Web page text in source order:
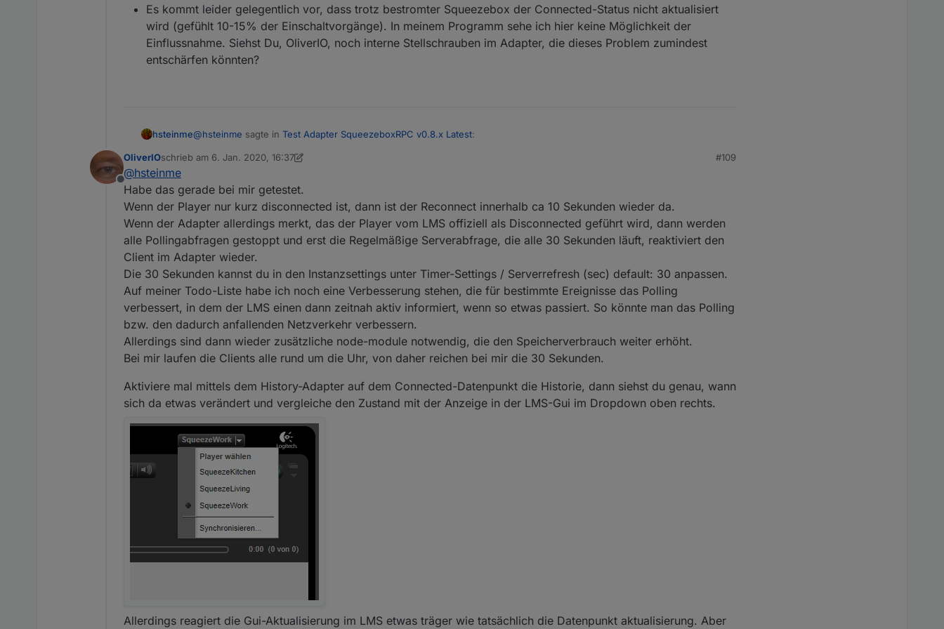
Es kommt leider gelegentlich vor, dass trotz bestromter Squeezebox der Connected-Status nicht aktualisiert
wird (gefühlt 10-15% der Einschaltvorgänge). In meinem Programm sehe ich hier keine Möglichkeit der
Einflussnahme. Siehst Du, OliverIO, noch interne Stellschrauben im Adapter, die dieses Problem zumindest
entschärfen könnten?
hsteinme@hsteinme sagte in Test Adapter SqueezeboxRPC v0.8.x Latest:
der Badezimmer-Squeezebox gestartet.
Meine Migration dieses Programms auf den ioBroker und den Squeezebox RPC Adapter ging "rasend schnell" - im
Vergleich zu meiner früheren Implementation über die tcp/ip Command Line Schnittstelle. Den wesentlichsten Zeitgewinn
brachte dabei - wie früher schon vermutet - der durch den Adapter gegebene bequeme Weg, den Favoriten-Baum zu
durchwandern. Dafür sei dem Adapter-Autor nochmals herzlich gedankt.
Die Stromversorgung meiner Squeezebox Duet im Bad hängt an der Stromversorgung der Beleuchtung. Wird die
Beleuchtung eingeschaltet, fährt die Squeezebox hoch und verbindet sich zum LMS. Das Zustandekommen der
Verbindung wird durch einen geänderten Eintrag in squeezeboxrpc.0.Players.xxxx.Connected dokumentiert. Diesen
Wechsel frage ich ab und starte zufallsgesteuert die Musikausgabe. Zu diesem Wechsel sind mir zwei Punkte aufgefallen:
Es dauert lange, bis der Connected-Status aktualisiert wird, zuweilen bis zu 30 Sekunden. Kann ich durch Drehen an
einem der Werte in den Timer-Settings der Konfiguration hierauf positiven Einfluss nehmen?
Es kommt leider gelegentlich vor, dass trotz bestromter Squeezebox der Connected-Status nicht aktualisiert wird
(gefühlt 10-15% der Einschaltvorgänge). In meinem Programm sehe ich hier keine Möglichkeit der Einflussnahme.
Siehst Du, OliverIO, noch interne Stellschrauben im Adapter, die dieses Problem zumindest entschärfen könnten?
Offline
OliverIOschrieb am 6. Jan. 2020, 16:37
zuletzt editiert von OliverIO1. Juni 2020, 17:41
#109
@hsteinme
Habe das gerade bei mir getestet.
Wenn der Player nur kurz disconnected ist, dann ist der Reconnect innerhalb ca 10 Sekunden wieder da.
Wenn der Adapter allerdings merkt, das der Player vom LMS offiziell als Disconnected geführt wird, dann werden
alle Pollingabfragen gestoppt und erst die Regelmäßige Serverabfrage, die alle 30 Sekunden läuft, reaktiviert den
Client im Adapter wieder.
Die 30 Sekunden kannst du in den Instanzsettings unter Timer-Settings / Serverrefresh (sec) default: 30 anpassen.
Auf meiner Todo-Liste habe ich noch eine Verbesserung stehen, die für bestimmte Ereignisse das Polling
verbessert, in dem der LMS einen dann zeitnah aktiv informiert, wenn so etwas passiert. So könnte man das Polling
bzw. den dadurch anfallenden Netzverkehr verbessern.
Allerdings sind dann wieder zusätzliche node-module notwendig, die den Speicherverbrauch weiter erhöht.
Bei mir laufen die Clients alle rund um die Uhr, von daher reichen bei mir die 30 Sekunden.
Aktiviere mal mittels dem History-Adapter auf dem Connected-Datenpunkt die Historie, dann siehst du genau, wann
sich da etwas verändert und vergleiche den Zustand mit der Anzeige in der LMS-Gui im Dropdown oben rechts.
Allerdings reagiert die Gui-Aktualisierung im LMS etwas träger wie tatsächlich die Datenpunkt aktualisierung. Aber